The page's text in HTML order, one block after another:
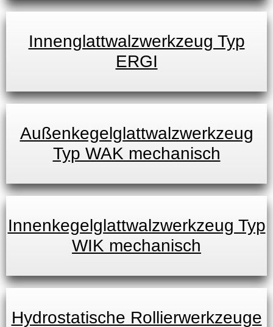
Innenglattwalzwerkzeug Typ
ERGI
Außenkegelglattwalzwerkzeug
Typ WAK mechanisch
Innenkegelglattwalzwerkzeug Typ
WIK mechanisch
Hydrostatische Rollierwerkzeuge